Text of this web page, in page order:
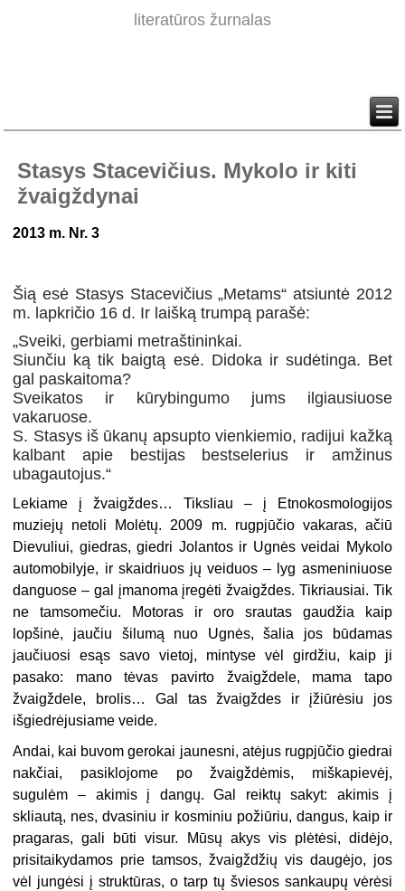
literatūros žurnalas
Stasys Stacevičius. Mykolo ir kiti
žvaigždynai
2013 m. Nr. 3
Šią esė Stasys Stacevičius „Metams“ atsiuntė 2012
m. lapkričio 16 d. Ir laišką trumpą parašė:
„Sveiki, gerbiami metraštininkai.
Siunčiu ką tik baigtą esė. Didoka ir sudėtinga. Bet
gal paskaitoma?
Sveikatos ir kūrybingumo jums ilgiausiuose
vakaruose.
S. Stasys iš ūkanų apsupto vienkiemio, radijui kažką
kalbant apie bestijas bestselerius ir amžinus
ubagautojus.“
Lekiame į žvaigždes… Tiksliau – į Etnokosmologijos
muziejų netoli Molėtų. 2009 m. rugpjūčio vakaras, ačiū
Dievuliui, giedras, giedri Jolantos ir Ugnės veidai Mykolo
automobilyje, ir skaidriuos jų veiduos – lyg asmeniniuose
danguose – gal įmanoma įregėti žvaigždes. Tikriausiai. Tik
ne tamsomečiu. Motoras ir oro srautas gaudžia kaip
lopšinė, jaučiu šilumą nuo Ugnės, šalia jos būdamas
jaučiuosi esąs savo vietoj, mintyse vėl girdžiu, kaip ji
pasako: mano tėvas pavirto žvaigždele, mama tapo
žvaigždele, brolis… Gal tas žvaigždes ir įžiūrėsiu jos
išgiedrėjusiame veide.
Andai, kai buvom gerokai jaunesni, atėjus rugpjūčio giedrai
nakčiai, pasiklojome po žvaigždėmis, miškapievėj,
sugulėm – akimis į dangų. Gal reiktų sakyt: akimis į
skliautą, nes, dvasiniu ir kosminiu požiūriu, dangus, kaip ir
pragaras, gali būti visur. Mūsų akys vis plėtėsi, didėjo,
prisitaikydamos prie tamsos, žvaigždžių vis daugėjo, jos
vėl jungėsi į struktūras, o tarp tų šviesos sankaupų vėrėsi